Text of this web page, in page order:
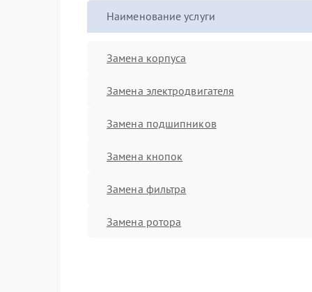
Наименование услуги
Замена корпуса
Замена электродвигателя
Замена подшипников
Замена кнопок
Замена фильтра
Замена ротора